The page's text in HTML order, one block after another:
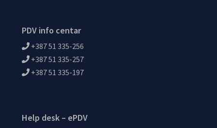
PDV info centar
+387 51 335-256
+387 51 335-257
+387 51 335-197
Help desk – ePDV